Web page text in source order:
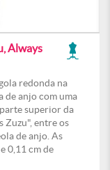
Always
redonda na
de anjo com uma
superior da
Zuzu", entre os
de anjo. As
0,11 cm de